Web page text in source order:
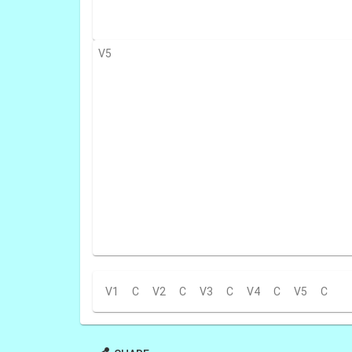
V5
V1 C V2 C V3 C V4 C V5 C